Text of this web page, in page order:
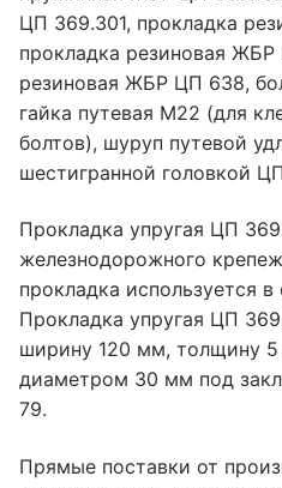
ЦП 369.301, прокладка
прокладка резиновая
резиновая ЖБР ЦП 638,
гайка путевая М22 (для
болтов), шуруп путевой
шестигранной головкой
Прокладка упругая ЦП
железнодорожного
прокладка используется
Прокладка упругая ЦП
ширину 120 мм, толщину
диаметром 30 мм под
79.
Прямые поставки от